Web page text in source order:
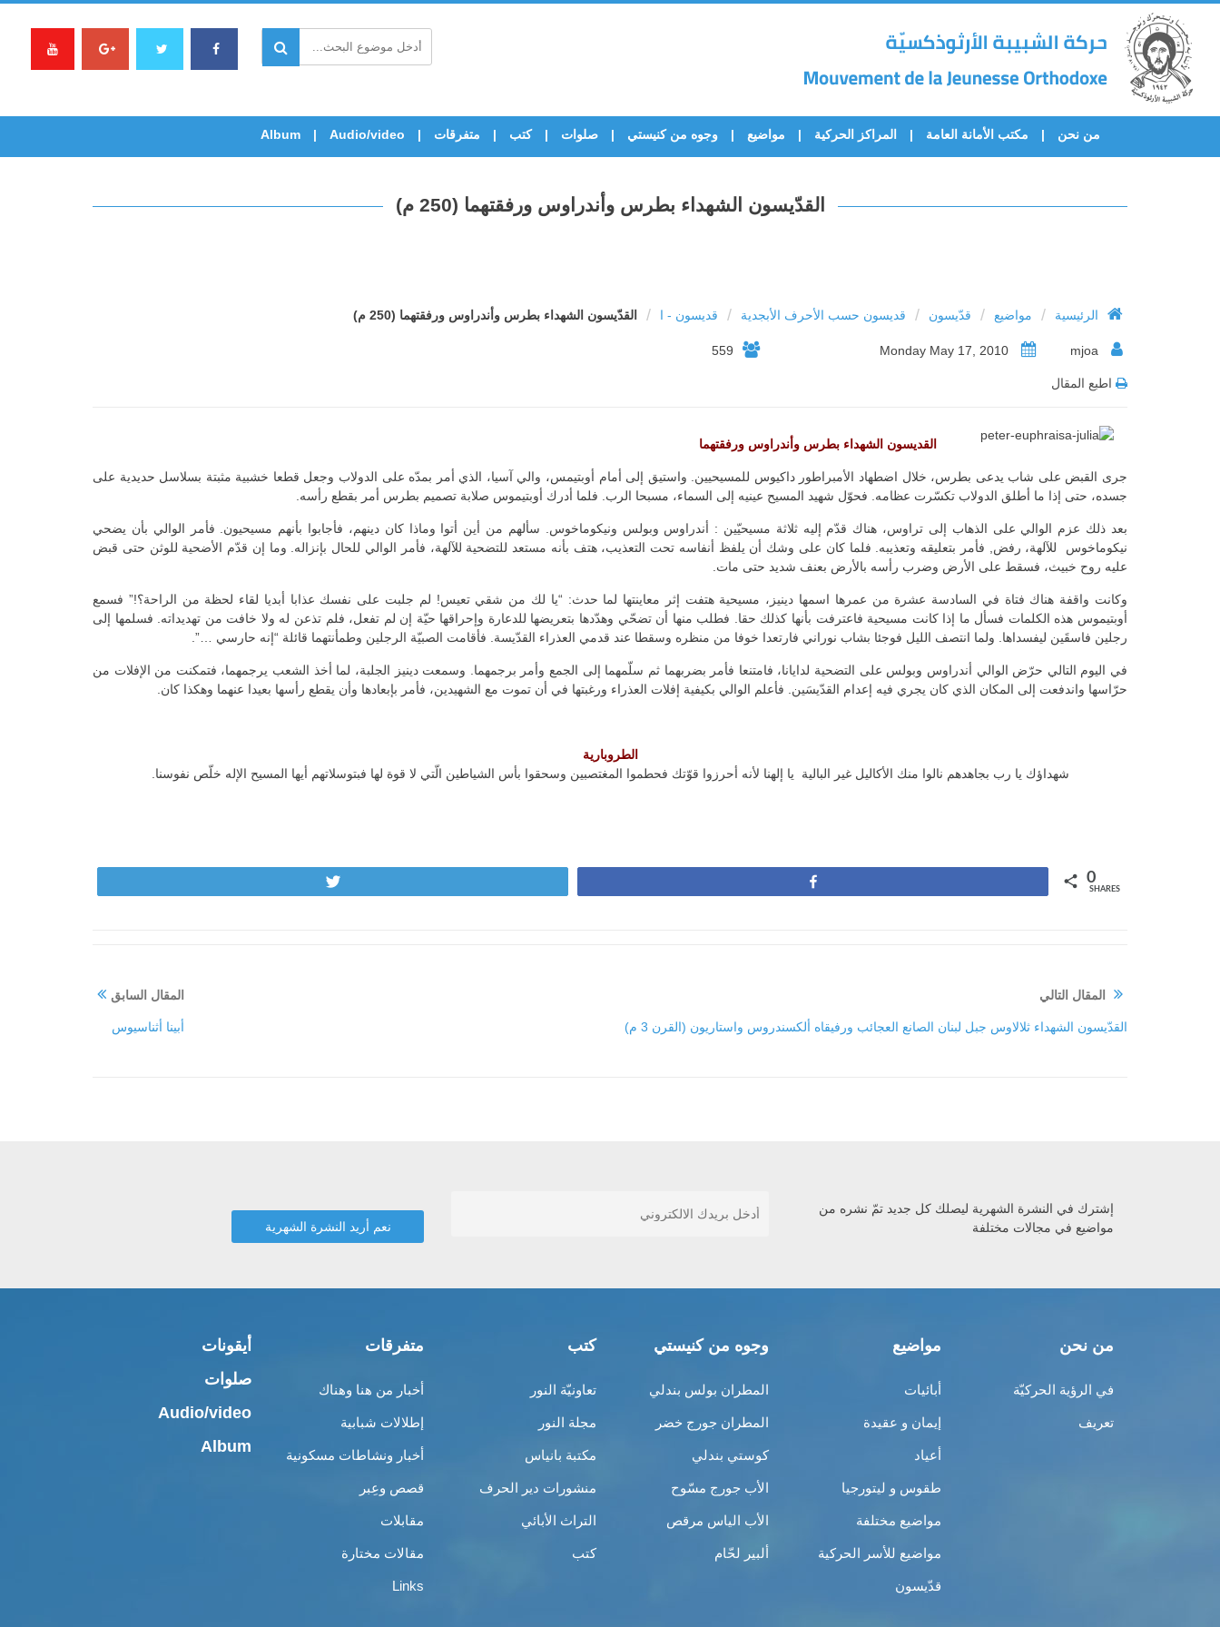
من نحن مكتب الأمانة العامة المراكز الحركية مواضيع وجوه من كنيستي صلوات كتب متفرقات Audio/video
Album
القدّيسون الشهداء بطرس وأندراوس ورفقتهما (250 م)
الرئيسية / مواضيع / قدّيسون / قديسون حسب الأحرف الأبجدية / قديسون - ا / القدّيسون الشهداء بطرس وأندراوس ورفقتهما (250 م)
559
اطبع المقال
القديسون الشهداء بطرس وأندراوس ورفقتهما
جرى القبض على شاب يدعى بطرس، خلال اضطهاد الأمبراطور داكيوس للمسيحيين. واستيق إلى أمام أوبتيمس، والي آسيا، الذي أمر بمدّه على الدولاب وجعل قطعا خشبية مثبتة بسلاسل حديدية على
جسده، حتى إذا ما أطلق الدولاب تكسّرت عظامه. فحوّل شهيد المسيح عينيه إلى السماء، مسبحا الرب. فلما أدرك أوبتيموس صلابة تصميم بطرس أمر بقطع رأسه.
بعد ذلك عزم الوالي على الذهاب إلى تراوس، هناك قدّم إليه ثلاثة مسيحيّين : أندراوس وبولس ونيكوماخوس. سألهم من أين أتوا وماذا كان دينهم، فأجابوا بأنهم مسيحيون. فأمر الوالي بأن يضحي
نيكوماخوس للآلهة، رفض, فأمر بتعليقه وتعذيبه. فلما كان على وشك أن يلفظ أنفاسه تحت التعذيب، هتف بأنه مستعد للتضحية للآلهة، فأمر الوالي للحال بإنزاله. وما إن قدّم الأضحية للوثن حتى قبض
عليه روح خبيث، فسقط على الأرض وضرب رأسه بالأرض بعنف شديد حتى مات.
وكانت واقفة هناك فتاة في السادسة عشرة من عمرها اسمها دينيز، مسيحية هتفت إثر معاينتها لما حدث: “يا لك من شقي تعيس! لم جلبت على نفسك عذابا أبديا لقاء لحظة من الراحة؟!” فسمع
أوبتيموس هذه الكلمات فسأل ما إذا كانت مسيحية فاعترفت بأنها كذلك حقا. فطلب منها أن تضحّي وهدّدها بتعريضها للدعارة وإحراقها حيّة إن لم تفعل، فلم تذعن له ولا خافت من تهديداته. فسلمها إلى
رجلين فاسقَين ليفسداها. ولما انتصف الليل فوجئا بشاب نوراني فارتعدا خوفا من منظره وسقطا عند قدمي العذراء القدّيسة. فأقامت الصبيّة الرجلين وطمأنتهما قائلة “إنه حارسي …”.
في اليوم التالي حرّض الوالي أندراوس وبولس على التضحية لدايانا، فامتنعا فأمر بضربهما ثم سلّمهما إلى الجمع وأمر برجمهما. وسمعت دينيز الجلبة، لما أخذ الشعب يرجمهما، فتمكنت من الإفلات من
حرّاسها واندفعت إلى المكان الذي كان يجري فيه إعدام القدّيسَين. فأعلم الوالي بكيفية إفلات العذراء ورغبتها في أن تموت مع الشهيدين، فأمر بإبعادها وأن يقطع رأسها بعيدا عنهما وهكذا كان.
الطروبارية
شهداؤك يا رب بجاهدهم نالوا منك الأكاليل غير البالية يا إلهنا لأنه أحرزوا قوّتك فحطموا المغتصبين وسحقوا بأس الشياطين الّتي لا قوة لها فبتوسلاتهم أيها المسيح الإله خلّص نفوسنا.
0
SHARES
المقال السابق
أبينا أثناسيوس
المقال التالي
القدّيسون الشهداء ثلالاوس جبل لبنان الصانع العجائب ورفيقاه ألكسندروس واستاريون (القرن 3 م)
إشترك في النشرة الشهرية ليصلك كل جديد تمّ نشره من
مواضيع في مجالات مختلفة
من نحن
في الرؤية الحركيّة
تعريف
مواضيع
أبائيات
إيمان و عقيدة
أعياد
طقوس و ليتورجيا
مواضيع مختلفة
مواضيع للأسر الحركية
قدّيسون
وجوه من كنيستي
المطران بولس بندلي
المطران جورج خضر
كوستي بندلي
الأب جورج مسّوح
الأب الياس مرقص
ألبير لحّام
كتب
تعاونيّة النور
مجلة النور
مكتبة بانياس
منشورات دير الحرف
التراث الأبائي
كتب
متفرقات
أخبار من هنا وهناك
إطلالات شبابية
أخبار ونشاطات مسكونية
قصص وعِبر
مقابلات
مقالات مختارة
Links
أيقونات
صلوات
Audio/video
Album